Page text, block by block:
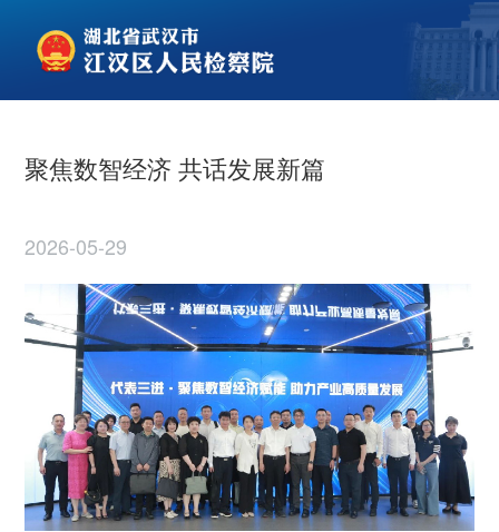
聚焦数智经济 共话发展新篇
2026-05-29